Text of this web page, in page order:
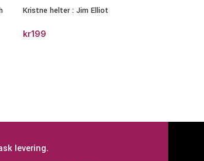
Kristne helter : Jim Elliot
kr199
levering.